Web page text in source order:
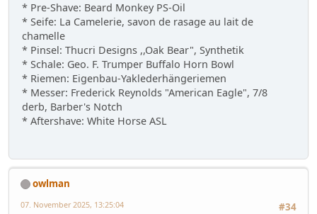
* Pre-Shave: Beard Monkey PS-Oil
* Seife: La Camelerie, savon de rasage au lait de
chamelle
* Pinsel: Thucri Designs ,,Oak Bear", Synthetik
* Schale: Geo. F. Trumper Buffalo Horn Bowl
* Riemen: Eigenbau-Yaklederhängeriemen
* Messer: Frederick Reynolds "American Eagle", 7/8
derb, Barber's Notch
* Aftershave: White Horse ASL
owlman
#34
07. November 2025, 13:25:04